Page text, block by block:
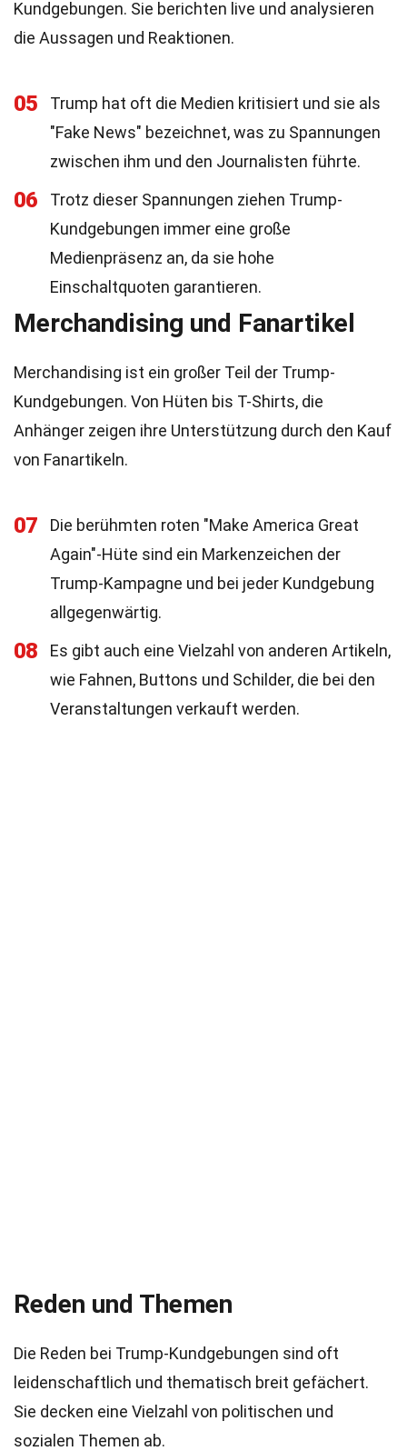
Kundgebungen. Sie berichten live und analysieren
die Aussagen und Reaktionen.
05
Trump hat oft die Medien kritisiert und sie als
"Fake News" bezeichnet, was zu Spannungen
zwischen ihm und den Journalisten führte.
06
Trotz dieser Spannungen ziehen Trump-
Kundgebungen immer eine große
Medienpräsenz an, da sie hohe
Einschaltquoten garantieren.
Merchandising und Fanartikel
Merchandising ist ein großer Teil der Trump-
Kundgebungen. Von Hüten bis T-Shirts, die
Anhänger zeigen ihre Unterstützung durch den Kauf
von Fanartikeln.
07
Die berühmten roten "Make America Great
Again"-Hüte sind ein Markenzeichen der
Trump-Kampagne und bei jeder Kundgebung
allgegenwärtig.
08
Es gibt auch eine Vielzahl von anderen Artikeln,
wie Fahnen, Buttons und Schilder, die bei den
Veranstaltungen verkauft werden.
Reden und Themen
Die Reden bei Trump-Kundgebungen sind oft
leidenschaftlich und thematisch breit gefächert.
Sie decken eine Vielzahl von politischen und
sozialen Themen ab.